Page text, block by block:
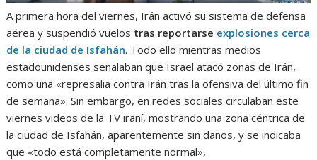
A primera hora del viernes, Irán activó su sistema de defensa
aérea y suspendió vuelos tras reportarse explosiones cerca
de la ciudad de Isfahán. Todo ello mientras medios
estadounidenses señalaban que Israel atacó zonas de Irán,
como una «represalia contra Irán tras la ofensiva del último fin
de semana». Sin embargo, en redes sociales circulaban este
viernes videos de la TV iraní, mostrando una zona céntrica de
la ciudad de Isfahán, aparentemente sin daños, y se indicaba
que «todo está completamente normal»,